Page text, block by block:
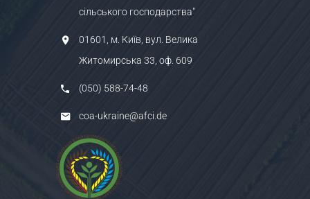
сільського господарства"
01601, м. Київ, вул. Велика
Житомирська 33, оф. 609
(050) 588-74-48
coa-ukraine@afci.de